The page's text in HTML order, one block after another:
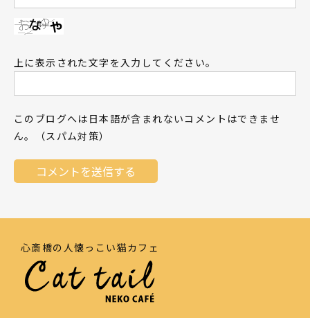
上に表示された文字を入力してください。
このブログへは日本語が含まれないコメントはできませ
ん。（スパム対策）
心斎橋の人懐っこい猫カフェ